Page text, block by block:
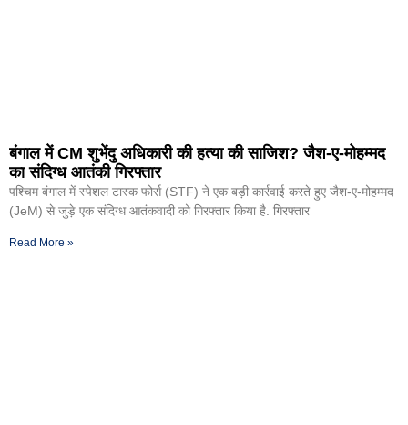
बंगाल में CM शुभेंदु अधिकारी की हत्या की साजिश? जैश-ए-मोहम्मद
का संदिग्ध आतंकी गिरफ्तार
पश्चिम बंगाल में स्पेशल टास्क फोर्स (STF) ने एक बड़ी कार्रवाई करते हुए जैश-ए-मोहम्मद
(JeM) से जुड़े एक संदिग्ध आतंकवादी को गिरफ्तार किया है. गिरफ्तार
Read More »